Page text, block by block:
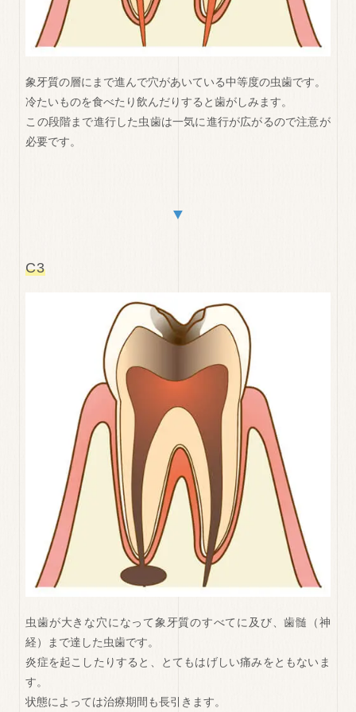
象牙質の層にまで進んで穴があいている中等度の虫歯です。
冷たいものを食べたり飲んだりすると歯がしみます。
この段階まで進行した虫歯は一気に進行が広がるので注意が
必要です。
▼
C3
虫歯が大きな穴になって象牙質のすべてに及び、歯髄（神
経）まで達した虫歯です。
炎症を起こしたりすると、とてもはげしい痛みをともないま
す。
状態によっては治療期間も長引きます。